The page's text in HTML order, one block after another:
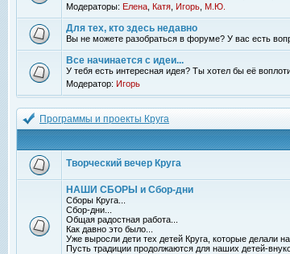
Модераторы: Елена Катя Игорь М.Ю.
Для тех, кто здесь недавно
Вы не можете разобраться в форуме? У вас есть
Все начинается с идеи...
У тебя есть интересная идея? Ты хотел бы её
Модератор: Игорь
Программы и проекты Круга
Творческий вечер Круга
НАШИ СБОРЫ и Сбор-дни
Сборы Круга...
Сбор-дни...
Общая радостная работа...
Как давно это было...
Уже выросли дети тех детей Круга, которые делали
Пусть традиции продолжаются для наших детей-